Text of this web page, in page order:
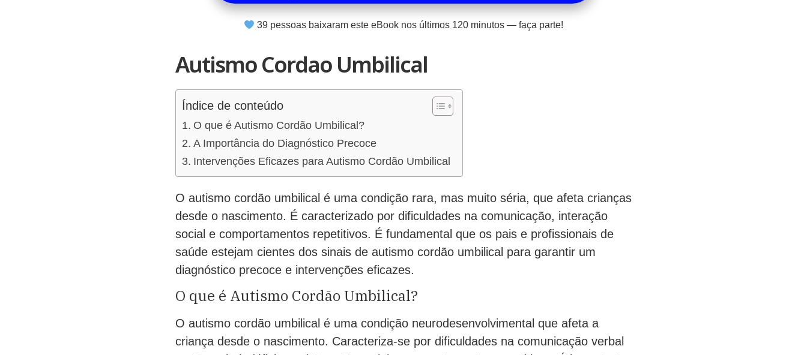
39 pessoas baixaram este eBook nos últimos 120 minutos — faça parte!
Autismo Cordao Umbilical
Índice de conteúdo
O que é Autismo Cordão Umbilical?
A Importância do Diagnóstico Precoce
Intervenções Eficazes para Autismo Cordão Umbilical
O autismo cordão umbilical é uma condição rara, mas muito séria, que afeta crianças
desde o nascimento. É caracterizado por dificuldades na comunicação, interação
social e comportamentos repetitivos. É fundamental que os pais e profissionais de
saúde estejam cientes dos sinais de autismo cordão umbilical para garantir um
diagnóstico precoce e intervenções eficazes.
O que é Autismo Cordão Umbilical?
O autismo cordão umbilical é uma condição neurodesenvolvimental que afeta a
criança desde o nascimento. Caracteriza-se por dificuldades na comunicação verbal